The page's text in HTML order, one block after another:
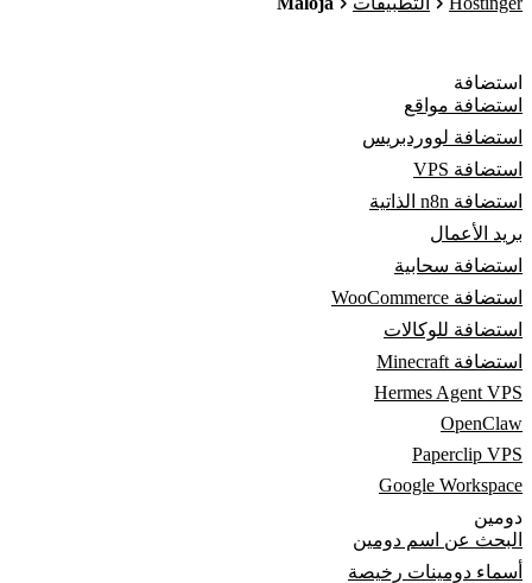
استضافة
استضافة مواقع
استضافة لووردبريس
استضافة VPS
استضافة n8n الذاتية
بريد الأعمال
استضافة سحابية
استضافة WooCommerce
استضافة للوكالات
استضافة Minecraft
Hermes Agent VPS
OpenClaw
Paperclip VPS
Google Workspace
دومين
البحث عن اسم دومين
أسماء دومينات رخيصة